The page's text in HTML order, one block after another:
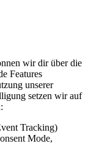
wir dir über die
Features
unserer
setzen wir auf
Tracking)
Mode,